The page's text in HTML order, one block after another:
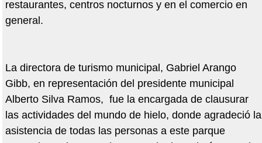
restaurantes, centros nocturnos y en el comercio en
general.
La directora de turismo municipal, Gabriel Arango
Gibb, en representación del presidente municipal
Alberto Silva Ramos, fue la encargada de clausurar
las actividades del mundo de hielo, donde agradeció la
asistencia de todas las personas a este parque